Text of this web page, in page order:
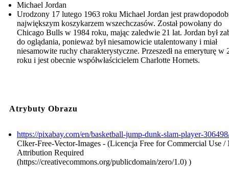
Michael Jordan
Urodzony 17 lutego 1963 roku Michael Jordan jest
największym koszykarzem wszechczasów. Został powołany do
Chicago Bulls w 1984 roku, mając zaledwie 21 lat. Jordan był
do oglądania, ponieważ był niesamowicie utalentowany i miał
niesamowite ruchy charakterystyczne. Przeszedł na emeryturę w
roku i jest obecnie współwłaścicielem Charlotte Hornets.
Atrybuty Obrazu
https://pixabay.com/en/basketball-jump-dunk-slam-player-
Clker-Free-Vector-Images - (Licencja Free for Commercial Use /
Attribution Required
(https://creativecommons.org/publicdomain/zero/1.0) )